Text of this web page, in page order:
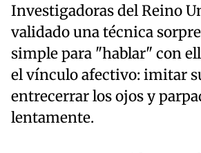
Investigadoras del Reino
validado una técnica
simple para "hablar" con
el vínculo afectivo: imitar
entrecerrar los ojos y
lentamente.